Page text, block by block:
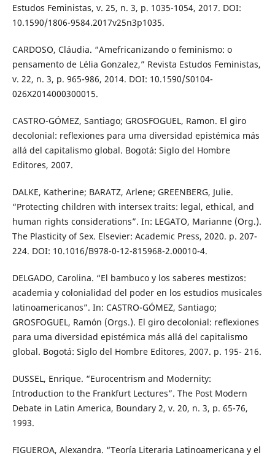
Estudos Feministas, v. 25, n. 3, p. 1035-1054, 2017. DOI:
10.1590/1806-9584.2017v25n3p1035.
CARDOSO, Cláudia. “Amefricanizando o feminismo: o
pensamento de Lélia Gonzalez,” Revista Estudos Feministas,
v. 22, n. 3, p. 965-986, 2014. DOI: 10.1590/S0104-
026X2014000300015.
CASTRO-GÓMEZ, Santiago; GROSFOGUEL, Ramon. El giro
decolonial: reﬂexiones para uma diversidad epistémica más
allá del capitalismo global. Bogotá: Siglo del Hombre
Editores, 2007.
DALKE, Katherine; BARATZ, Arlene; GREENBERG, Julie.
“Protecting children with intersex traits: legal, ethical, and
human rights considerations”. In: LEGATO, Marianne (Org.).
The Plasticity of Sex. Elsevier: Academic Press, 2020. p. 207-
224. DOI: 10.1016/B978-0-12-815968-2.00010-4.
DELGADO, Carolina. “El bambuco y los saberes mestizos:
academia y colonialidad del poder en los estudios musicales
latinoamericanos”. In: CASTRO-GÓMEZ, Santiago;
GROSFOGUEL, Ramón (Orgs.). El giro decolonial: reﬂexiones
para uma diversidad epistémica más allá del capitalismo
global. Bogotá: Siglo del Hombre Editores, 2007. p. 195- 216.
DUSSEL, Enrique. “Eurocentrism and Modernity:
Introduction to the Frankfurt Lectures”. The Post Modern
Debate in Latin America, Boundary 2, v. 20, n. 3, p. 65-76,
1993.
FIGUEROA, Alexandra. “Teoría Literaria Latinoamericana y el